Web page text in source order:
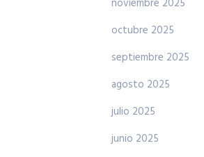
noviembre 2025
octubre 2025
septiembre 2025
agosto 2025
julio 2025
junio 2025